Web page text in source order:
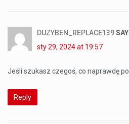
DUZYBEN_REPLACE139
sty 29, 2024 at 19:57
Jeśli szukasz czegoś, co naprawdę
Reply